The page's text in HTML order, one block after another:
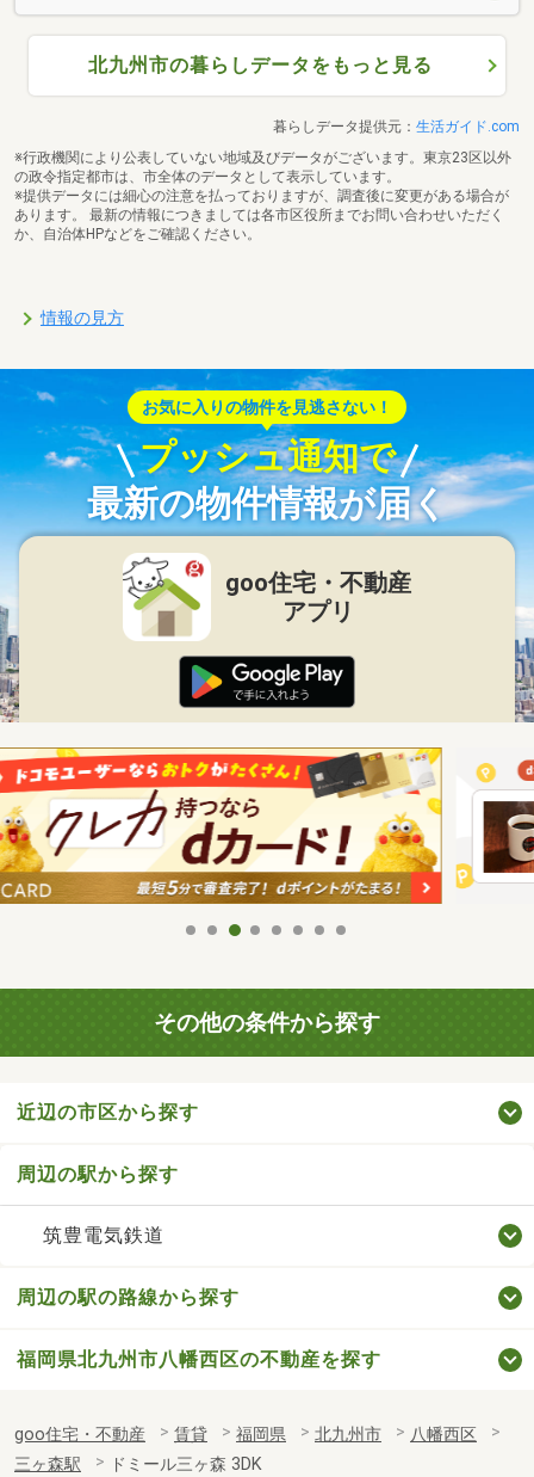
北九州市の暮らしデータをもっと見る
暮らしデータ提供元： 生活ガイド.com
※行政機関により公表していない地域及びデータがございます。東京23区以外
の政令指定都市は、市全体のデータとして表示しています。
※提供データには細心の注意を払っておりますが、調査後に変更がある場合が
あります。 最新の情報につきましては各市区役所までお問い合わせいただく
か、自治体HPなどをご確認ください。
情報の見方
お気に入りの物件を見逃さない！
プッシュ通知で
最新の物件情報が届く
goo住宅・不動産
アプリ
その他の条件から探す
近辺の市区から探す
周辺の駅から探す
筑豊電気鉄道
周辺の駅の路線から探す
福岡県北九州市八幡西区の不動産を探す
goo住宅・不動産 賃貸 福岡県 北九州市
八幡西区
三ヶ森駅
ドミール三ヶ森 3DK